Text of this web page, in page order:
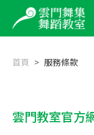
首頁 服務條款
服務條款
雲門教室官方